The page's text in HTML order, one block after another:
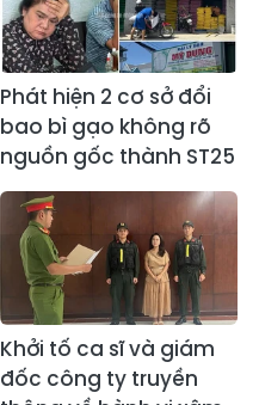
Phát hiện 2 cơ sở đổi
bao bì gạo không rõ
nguồn gốc thành ST25
Khởi tố ca sĩ và giám
đốc công ty truyền